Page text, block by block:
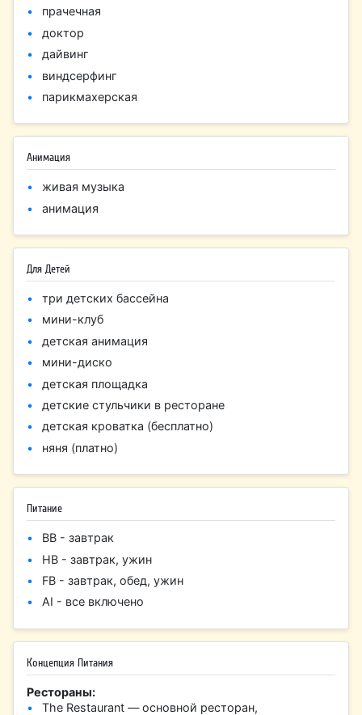
прачечная
доктор
дайвинг
виндсерфинг
парикмахерская
Анимация
живая музыка
анимация
Для Детей
три детских бассейна
мини-клуб
детская анимация
мини-диско
детская площадка
детские стульчики в ресторане
детская кроватка (бесплатно)
няня (платно)
Питание
BB - завтрак
HB - завтрак, ужин
FB - завтрак, обед, ужин
AI - все включено
Концепция Питания
Рестораны:
The Restaurant — основной ресторан,